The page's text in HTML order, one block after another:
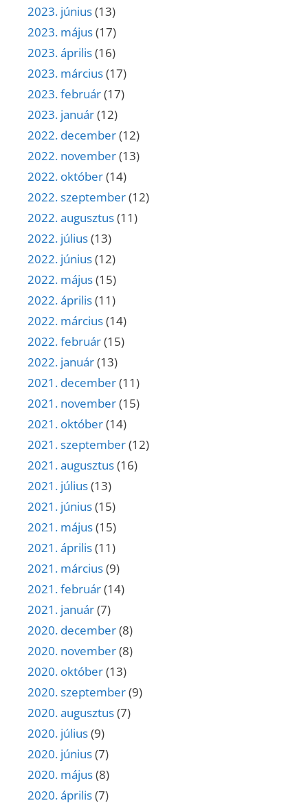
2023. június(13)
2023. május(17)
2023. április(16)
2023. március(17)
2023. február(17)
2023. január(12)
2022. december(12)
2022. november(13)
2022. október(14)
2022. szeptember(12)
2022. augusztus(11)
2022. július(13)
2022. június(12)
2022. május(15)
2022. április(11)
2022. március(14)
2022. február(15)
2022. január(13)
2021. december(11)
2021. november(15)
2021. október(14)
2021. szeptember(12)
2021. augusztus(16)
2021. július(13)
2021. június(15)
2021. május(15)
2021. április(11)
2021. március(9)
2021. február(14)
2021. január(7)
2020. december(8)
2020. november(8)
2020. október(13)
2020. szeptember(9)
2020. augusztus(7)
2020. július(9)
2020. június(7)
2020. május(8)
2020. április(7)